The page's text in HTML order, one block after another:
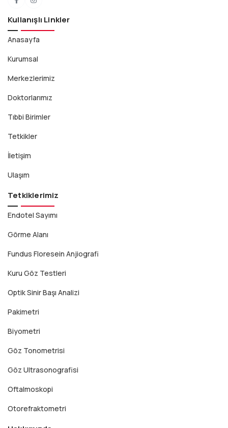
FacebookInstagram
Kullanışlı Linkler
Anasayfa
Kurumsal
Merkezlerimiz
Doktorlarımız
Tıbbi Birimler
Tetkikler
İletişim
Ulaşım
Tetkiklerimiz
Endotel Sayımı
Görme Alanı
Fundus Floresein Anjiografi
Kuru Göz Testleri
Optik Sinir Başı Analizi
Pakimetri
Biyometri
Göz Tonometrisi
Göz Ultrasonografisi
Oftalmoskopi
Otorefraktometri